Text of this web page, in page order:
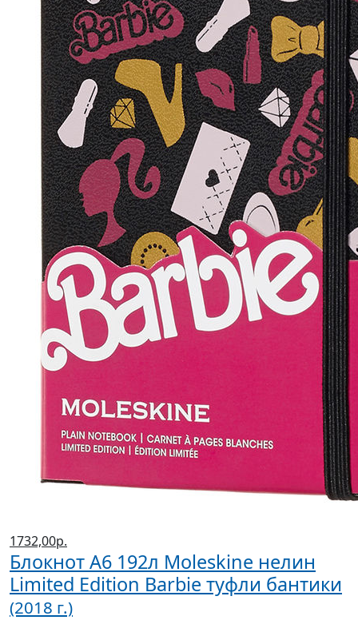
1732,00р.
Блокнот А6 192л Moleskine нелин
Limited Edition Barbie туфли бантики
(2018 г.)